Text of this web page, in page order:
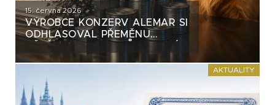
15. června 2026
VÝROBCE KONZERV ALEMAR SI
ODHLASOVAL PŘEMĚNU
VĚTŠINY DLUHOPISŮ. VZNIKÁ
NA TRHU NEBEZPEČNÝ
AKTUALITY